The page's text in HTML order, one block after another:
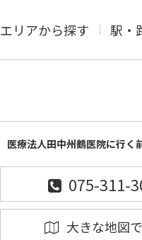
エリアから探す 駅・
医療法人田中州鶴医院に行く
075-311-
大きな地図